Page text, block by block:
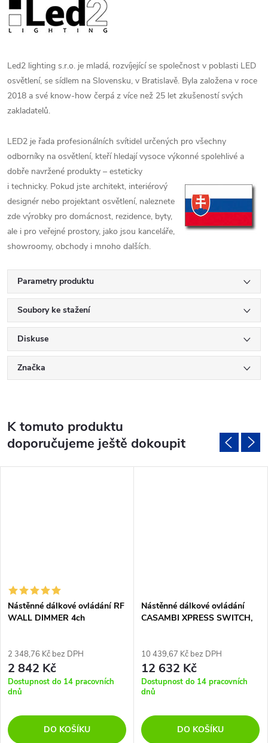
Led2 lighting s.r.o. je mladá, rozvíjející se společnost v poblasti LED
osvětlení, se sídlem na Slovensku, v Bratislavě. Byla založena v roce
2018 a své know-how čerpá z více než 25 let zkušeností svých
zakladatelů.
LED2 je řada profesionálních svítidel určených pro všechny
odborníky na osvětlení, kteří hledají vysoce výkonné spolehlivé a
dobře navržené produkty – esteticky
i technicky. Pokud jste architekt, interiérový
designér nebo projektant osvětlení, naleznete
zde výrobky pro domácnost, rezidence, byty,
ale i pro veřejné prostory, jako jsou kanceláře,
showroomy, obchody i mnoho dalších.
Parametry produktu
Soubory ke stažení
Diskuse
Značka
K tomuto produktu
doporučujeme ještě dokoupit
Nástěnné dálkové ovládání RF
WALL DIMMER 4ch
2 348,76 Kč bez DPH
2 842 Kč
Dostupnost do 14 pracovních
dnů
DO KOŠÍKU
Nástěnné dálkové ovládání
CASAMBI XPRESS SWITCH,
10 439,67 Kč bez DPH
12 632 Kč
Dostupnost do 14 pracovních
dnů
DO KOŠÍKU